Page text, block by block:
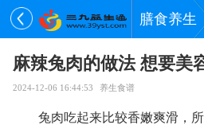
膳食养生
麻辣兔肉的做法 想要美
2024-12-06 16:44:53 养生食谱
兔肉吃起来比较香嫩爽滑，